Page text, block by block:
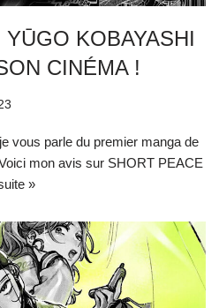
KOBAYASHI
CINÉMA !
vous parle du premier manga de
mon avis sur SHORT PEACE
»